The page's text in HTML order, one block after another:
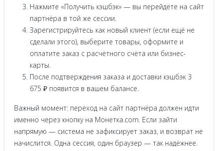
Нажмите «Получить кэшбэк» — вы перейдёте на сайт
партнёра в той же сессии.
Зарегистрируйтесь как новый клиент (если ещё не
сделали этого), выберите товары, оформите и
оплатите заказ с расчётного счёта или бизнес-
карты.
После подтверждения заказа и доставки кэшбэк 3
675 ₽ появится в вашем балансе.
Важный момент: переход на сайт партнёра должен идти
именно через кнопку на Монетка.com. Если зайти
напрямую — система не зафиксирует заказ, и возврат не
начислится. Одна сессия, один браузер — так надёжнее.